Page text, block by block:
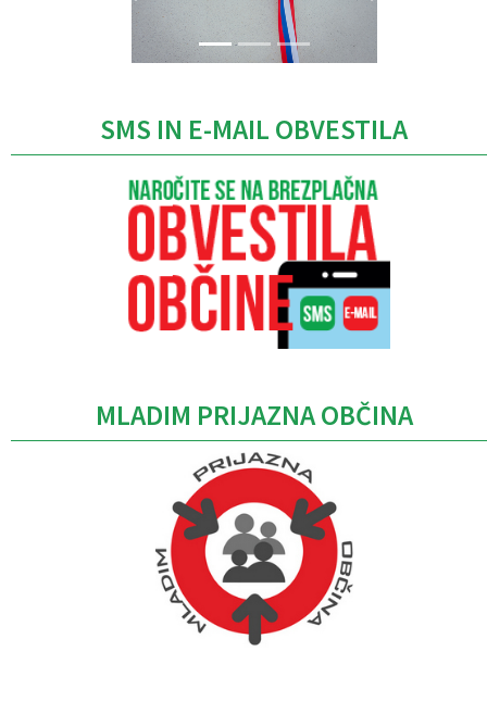
SMS IN E-MAIL OBVESTILA
MLADIM PRIJAZNA OBČINA